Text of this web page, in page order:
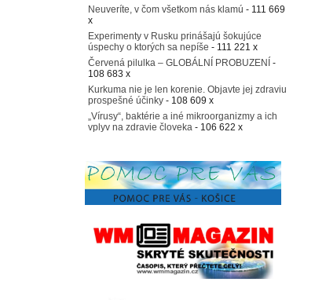
Neuveríte, v čom všetkom nás klamú - 111 669
x
Experimenty v Rusku prinášajú šokujúce
úspechy o ktorých sa nepíše - 111 221 x
Červená pilulka – GLOBÁLNÍ PROBUZENÍ -
108 683 x
Kurkuma nie je len korenie. Objavte jej zdraviu
prospešné účinky - 108 609 x
„Vírusy“, baktérie a iné mikroorganizmy a ich
vplyv na zdravie človeka - 106 622 x